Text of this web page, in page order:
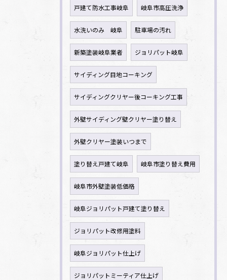
戸建て防水工事岐阜 岐阜市高圧洗浄
水洗いのみ 岐阜 駐車場の汚れ
新築塗装岐阜業者 ジョリパット岐阜
サイディング目地コーキング
サイディングクリヤー後コーキング工事
外壁サイディング壁クリヤー塗り替え
外壁クリヤー塗装いつまで
塗り替え戸建て岐阜 岐阜市塗り替え費用
岐阜市外壁塗装低価格
岐阜ジョリパット戸建て塗り替え
ジョリパット改修用塗料
岐阜ジョリパット仕上げ
ジョリパットミーティア仕上げ